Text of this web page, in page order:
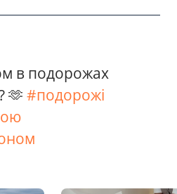
в подорожах
🫶 #подорожі